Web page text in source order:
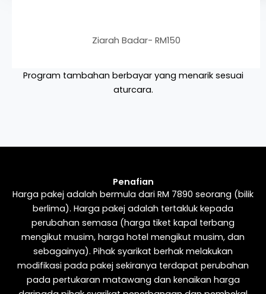
Ziarah Badar- RM150
Program tambahan berbayar yang menarik sesuai
aturcara.
Penafian
Harga pakej adalah bermula dari RM 7890 seorang (bilik
berlima). Harga pakej adalah tertakluk kepada
perubahan semasa (harga tiket kapal terbang
mengikut musim, harga hotel mengikut musim, dan
sebagainya). Pihak syarikat berhak melakukan
modifikasi pada pakej sekiranya terdapat perubahan
pada pertukaran matawang dan kenaikan harga